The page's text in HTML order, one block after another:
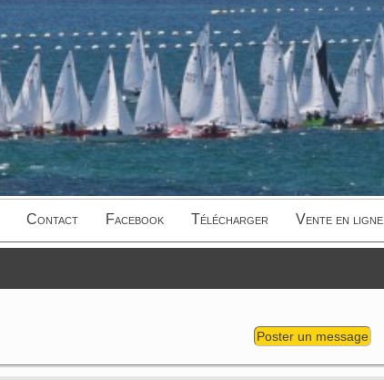
Contact Facebook Télécharger Vente en ligne
Poster un message